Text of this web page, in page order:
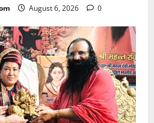
August 6, 2026 0